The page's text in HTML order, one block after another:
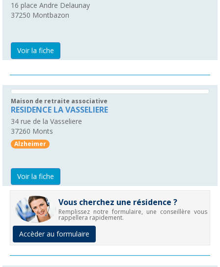
16 place Andre Delaunay
37250 Montbazon
Voir la fiche
Maison de retraite associative
RESIDENCE LA VASSELIERE
34 rue de la Vasseliere
37260 Monts
Alzheimer
Voir la fiche
Vous cherchez une résidence ?
Remplissez notre formulaire, une conseillère vous
rappellera rapidement.
Accèder au formulaire